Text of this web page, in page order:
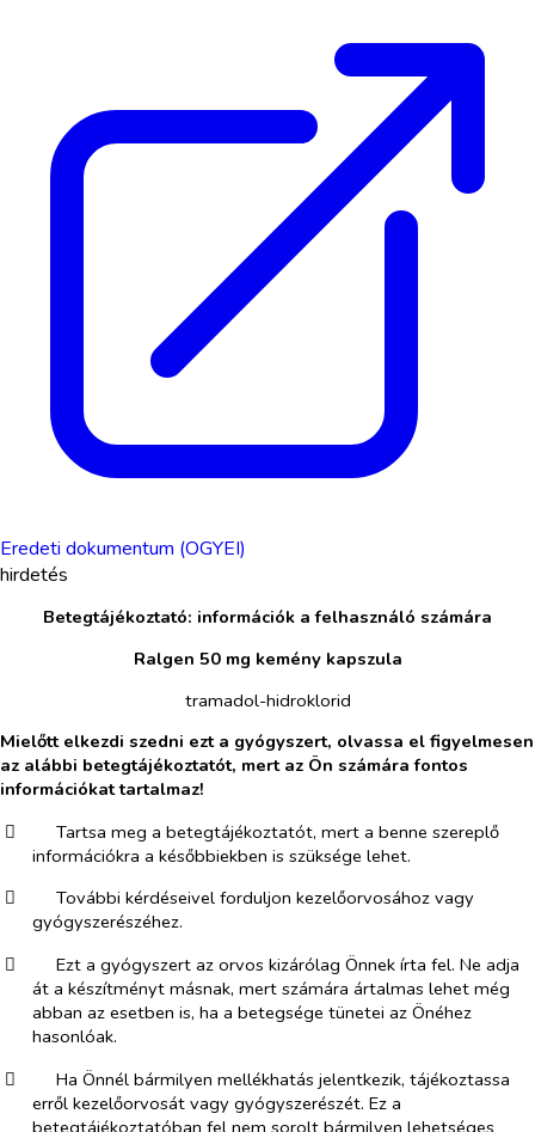
Eredeti dokumentum (OGYEI)
hirdetés
Betegtájékoztató: információk a felhasználó számára
Ralgen 50 mg kemény kapszula
tramadol-hidroklorid
Mielőtt elkezdi szedni ezt a gyógyszert, olvassa el figyelmesen
az alábbi betegtájékoztatót, mert az Ön számára fontos
információkat tartalmaz!
​
Tartsa meg a betegtájékoztatót, mert a benne szereplő
információkra a későbbiekben is szüksége lehet.
​
További kérdéseivel forduljon kezelőorvosához vagy
gyógyszerészéhez.
​
Ezt a gyógyszert az orvos kizárólag Önnek írta fel. Ne adja
át a készítményt másnak, mert számára ártalmas lehet még
abban az esetben is, ha a betegsége tünetei az Önéhez
hasonlóak.
​
Ha Önnél bármilyen mellékhatás jelentkezik, tájékoztassa
erről kezelőorvosát vagy gyógyszerészét. Ez a
betegtájékoztatóban fel nem sorolt bármilyen lehetséges